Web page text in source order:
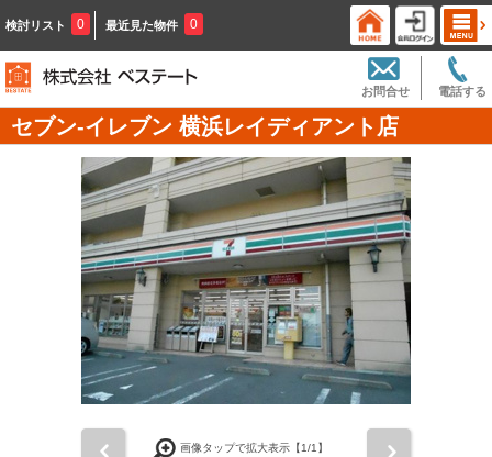
検討リスト 0 最近見た物件 0
電話する
お問合せ
セブン‐イレブン 横浜レイディアント店
画像タップで拡大表示【1/1】